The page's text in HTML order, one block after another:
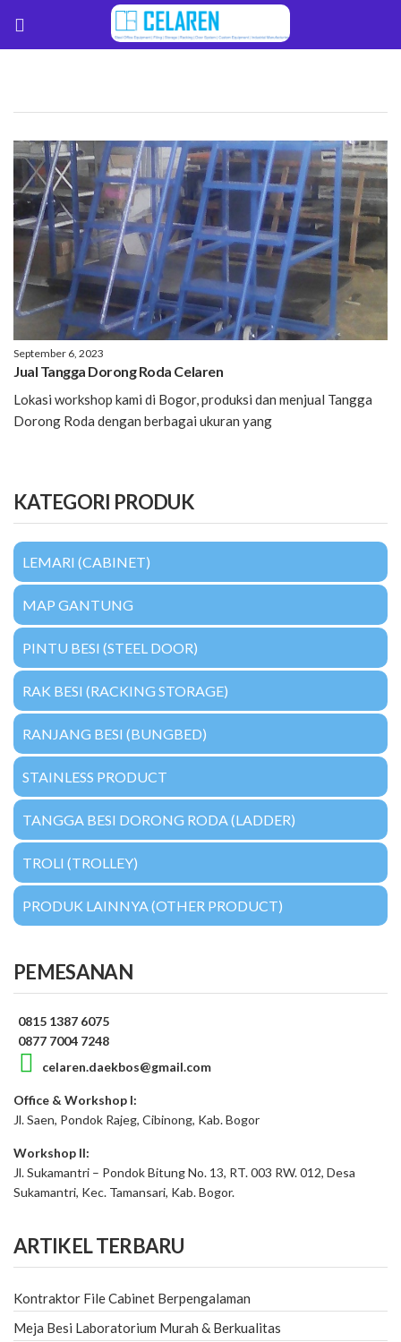
September 6, 2023
Jual Tangga Dorong Roda Celaren
Lokasi workshop kami di Bogor, produksi dan menjual Tangga
Dorong Roda dengan berbagai ukuran yang
KATEGORI PRODUK
LEMARI (CABINET)
MAP GANTUNG
PINTU BESI (STEEL DOOR)
RAK BESI (RACKING STORAGE)
RANJANG BESI (BUNGBED)
STAINLESS PRODUCT
TANGGA BESI DORONG RODA (LADDER)
TROLI (TROLLEY)
PRODUK LAINNYA (OTHER PRODUCT)
PEMESANAN
0815 1387 6075
0877 7004 7248
celaren.daekbos@gmail.com
Office & Workshop I:
Jl. Saen, Pondok Rajeg, Cibinong, Kab. Bogor
Workshop II:
Jl. Sukamantri – Pondok Bitung No. 13, RT. 003 RW. 012, Desa
Sukamantri, Kec. Tamansari, Kab. Bogor.
ARTIKEL TERBARU
Kontraktor File Cabinet Berpengalaman
Meja Besi Laboratorium Murah & Berkualitas